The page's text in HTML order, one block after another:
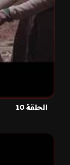
الحلقة 10